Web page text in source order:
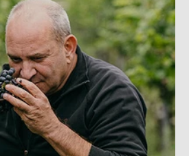
→